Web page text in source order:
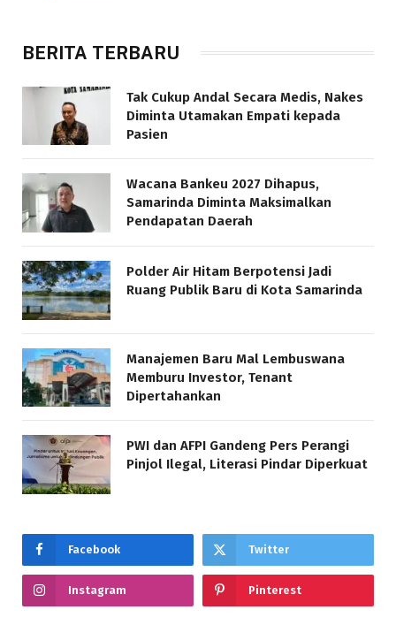
BERITA TERBARU
Tak Cukup Andal Secara Medis, Nakes
Diminta Utamakan Empati kepada
Pasien
Wacana Bankeu 2027 Dihapus,
Samarinda Diminta Maksimalkan
Pendapatan Daerah
Polder Air Hitam Berpotensi Jadi
Ruang Publik Baru di Kota Samarinda
Manajemen Baru Mal Lembuswana
Memburu Investor, Tenant
Dipertahankan
PWI dan AFPI Gandeng Pers Perangi
Pinjol Ilegal, Literasi Pindar Diperkuat
Facebook Twitter
Instagram Pinterest